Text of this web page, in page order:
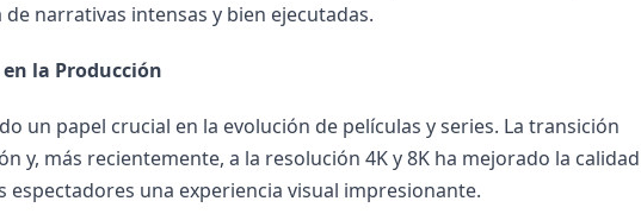
narrativas intensas y bien ejecutadas.
la Producción
un papel crucial en la evolución de películas y series. La transición
y, más recientemente, a la resolución 4K y 8K ha mejorado la calidad
espectadores una experiencia visual impresionante.